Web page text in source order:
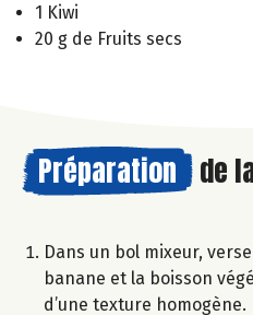
1 Kiwi
20 g de Fruits secs
Préparation de
Dans un bol mixeur,
banane et la boisson
d’une texture homogène.